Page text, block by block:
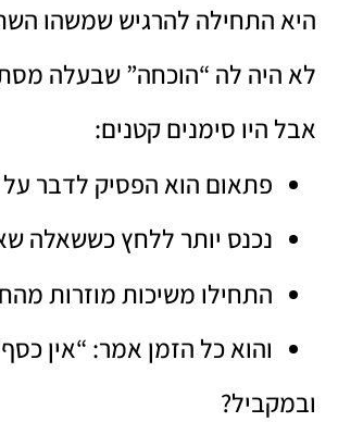
היא התחילה להרגיש שמשהו
לא היה לה “הוכחה” שבעלה
אבל היו סימנים קטנים:
פתאום הוא הפסיק לדבר
נכנס יותר ללחץ כששאלה
התחילו משיכות מוזרות
והוא כל הזמן אמר: “אין
ובמקביל?